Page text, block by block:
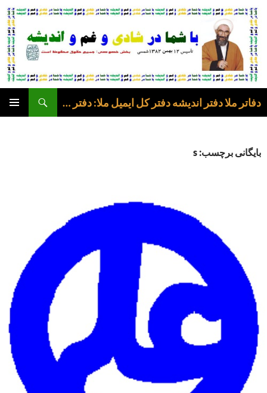
رفتن
نوشته‌ها
دفاتر ملا دفتر اندیشه دفتر کل ایمیل ملا: دفتر عرفی
بایگانی برچسب: s